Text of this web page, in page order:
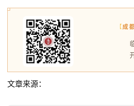
【成
文章来源：